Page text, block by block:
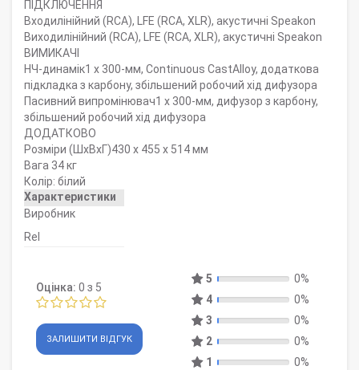
ПІДКЛЮЧЕННЯ
Входилінійний (RCA), LFE (RCA, XLR), акустичні Speakon
Виходилінійний (RCA), LFE (RCA, XLR), акустичні Speakon
ВИМИКАЧІ
НЧ-динамік1 х 300-мм, Continuous CastAlloy, додаткова
підкладка з карбону, збільшений робочий хід дифузора
Пасивний випромінювач1 х 300-мм, дифузор з карбону,
збільшений робочий хід дифузора
ДОДАТКОВО
Розміри (ШхВхГ)430 x 455 x 514 мм
Вага 34 кг
Колір: білий
Характеристики
Виробник
Rel
Оцінка: 0 з 5
ЗАЛИШИТИ ВІДГУК
5
0%
4
0%
3
0%
2
0%
1
0%